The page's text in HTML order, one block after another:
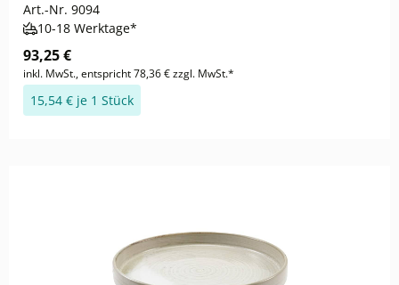
Art.-Nr. 9094
10-18 Werktage*
93,25 €
inkl. MwSt., entspricht 78,36 € zzgl. MwSt.*
15,54 € je 1 Stück